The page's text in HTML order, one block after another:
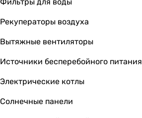
матовая
матовая
настенный
настенный
настенный
настенный
Рекуператоры воздуха
Вытяжные вентиляторы
Источники бесперебойного питания
Электрические котлы
Солнечные панели